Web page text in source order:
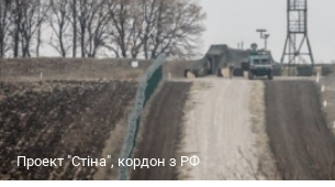
Проект "Стіна", кордон з РФ